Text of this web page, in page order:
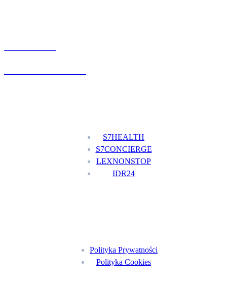
S7HEALTH
S7CONCIERGE
LEXNONSTOP
IDR24
Polityka Prywatności
Polityka Cookies